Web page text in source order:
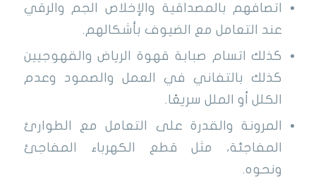
اتصافهم بالمصداقية والإخلاص الجم والرقي
عند التعامل مع الضيوف بأشكالهم.
كذلك اتسام صبابة قهوة الرياض والقهوجيين
كذلك بالتفاني في العمل والصمود وعدم
الكلل أو الملل سريعًا.
المرونة والقدرة على التعامل مع الطوارئ
المفاجئة، مثل قطع الكهرباء المفاجئ
ونحوه.